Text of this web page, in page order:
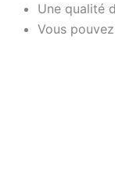
Une qualité
Vous